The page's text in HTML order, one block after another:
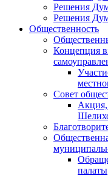
Решения
Решения
Общественность
Концепция
Совет
палаты